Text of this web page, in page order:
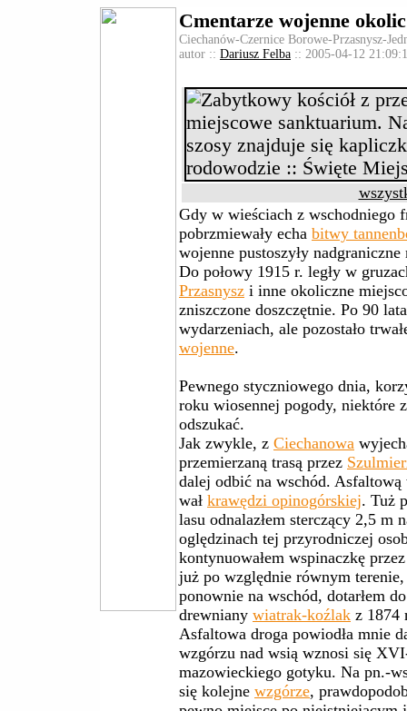
Cmentarze wojenne
Ciechanów-Czernice Borowe-Przasnysz-
autor :: Dariusz Felba :: 2005-04-12
Gdy w wieściach z
pobrzmiewały echa bitwy
wojenne pustoszyły
Do połowy 1915 r. legły w
Przasnysz i inne okoliczne
zniszczone doszczętnie. Po 90
wydarzeniach, ale pozostało
wojenne.
Pewnego styczniowego dnia,
roku wiosennej pogody, niektóre
odszukać.
Jak zwykle, z Ciechanowa
przemierzaną trasą przez
dalej odbić na wschód. Asfaltową
wał krawędzi opinogórskiej. Tuż
lasu odnalazłem sterczący 2,5 m
oględzinach tej przyrodniczej
kontynuowałem wspinaczkę
już po względnie równym
ponownie na wschód, dotarłem
drewniany wiatrak-koźlak z 1874
Asfaltowa droga powiodła mnie
wzgórzu nad wsią wznosi się
mazowieckiego gotyku. Na pn.-
się kolejne wzgórze,